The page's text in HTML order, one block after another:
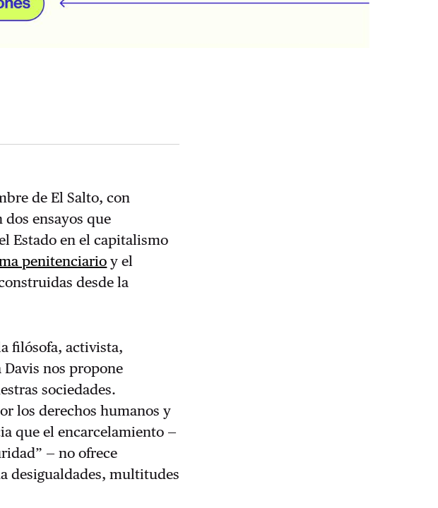
de El Salto, con
dos ensayos que
Estado en el capitalismo
penitenciario y el
desde la
filósofa, activista,
nos propone
sociedades.
los derechos humanos y
que el encarcelamiento —
— no ofrece
desigualdades, multitudes